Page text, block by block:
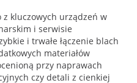
kluczowych urządzeń w
i serwisie
i trwałe łączenie blach
materiałów
przy naprawach
czy detali z cienkiej